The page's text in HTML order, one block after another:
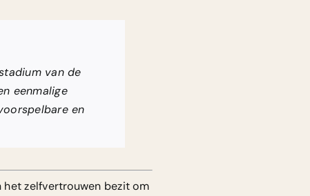
van de
eenmalige
en
het zelfvertrouwen bezit om